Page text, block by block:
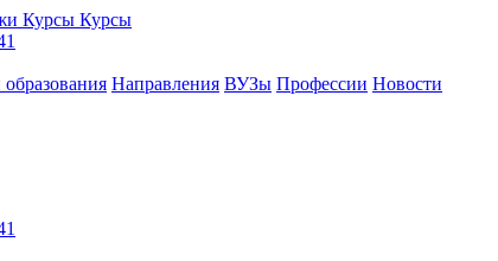
Курсы Курсы
Направления ВУЗы Профессии Новости